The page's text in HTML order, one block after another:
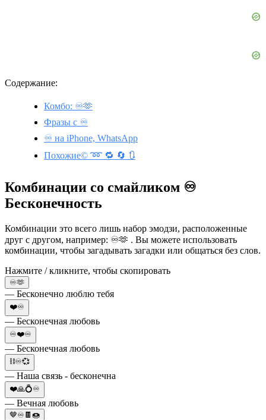
Содержание:
Комбо: ♾️🫶
Фразы с ♾️
♾️ на iPhone, WhatsApp
Похожие©️ ➿ 🔁 🔄 🔃
Комбинации со смайликом ♾️
Бесконечность
Комбинации это всего лишь набор эмодзи, расположенные
друг с другом, например: ♾️🫶 . Вы можете использовать
комбинации, чтобы загадывать загадки или общаться без слов.
Нажмите / кликните, чтобы скопировать
♾️🫶
— Бесконечно люблю тебя
❤️♾️
— Бесконечная любовь
♾️❤️♾️
— Бесконечная любовь
⛓️♾️💞
— Наша связь - бесконечна
❤️🙏💍♾️
— Вечная любовь
🤎♾️🍫🍩